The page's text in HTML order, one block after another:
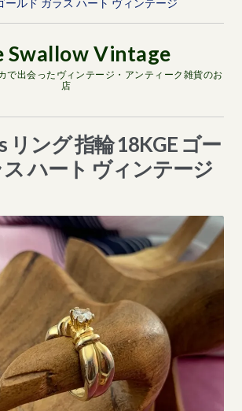
ールド ガラス ハート ヴィンテージ
で出会ったヴィンテージ・アンティーク雑貨のお
店
リング 指輪 18KGE ゴー
ハート ヴィンテージ